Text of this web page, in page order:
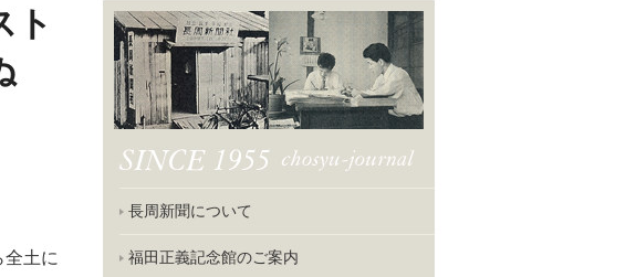
ト
土に
長周新聞について
福田正義記念館のご案内